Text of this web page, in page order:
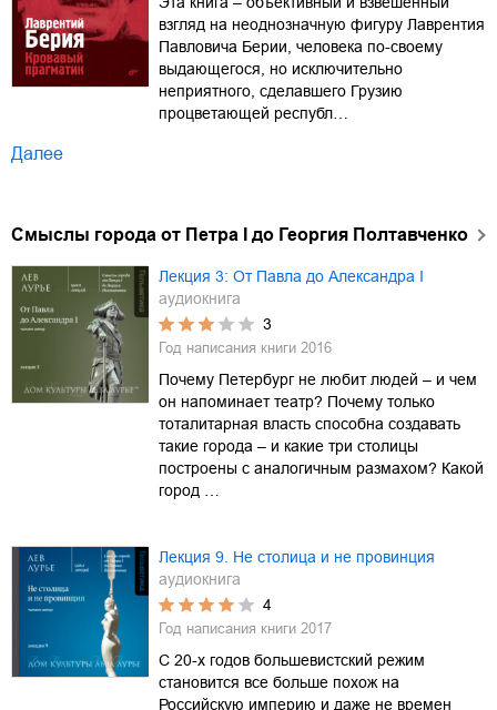
взгляд на неоднозначную фигуру Лаврентия
Павловича Берии, человека по-своему
выдающегося, но исключительно
неприятного, сделавшего Грузию
процветающей республ…
Далее
Смыслы города от Петра I до Георгия Полтавченко
Лекция 3: От Павла до Александра I
аудиокнига
3
Год написания книги 2016
Почему Петербург не любит людей – и чем
он напоминает театр? Почему только
тоталитарная власть способна создавать
такие города – и какие три столицы
построены с аналогичным размахом? Какой
город …
Лекция 9. Не столица и не провинция
аудиокнига
4
Год написания книги 2017
С 20-х годов большевистский режим
становится все больше похож на
Российскую империю и даже не времен